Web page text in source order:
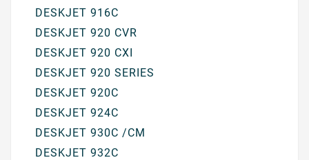
DESKJET 916C
DESKJET 920 CVR
DESKJET 920 CXI
DESKJET 920 SERIES
DESKJET 920C
DESKJET 924C
DESKJET 930C /CM
DESKJET 932C